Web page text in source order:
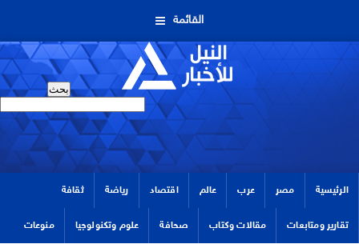
القائمة
الرئيسية مصر عرب عالم اقتصاد رياضة ثقافة
تقارير ومتابعات مقالات وكتاب صحافة علوم وتكنولوجيا منوعات